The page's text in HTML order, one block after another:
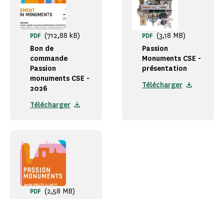
Bon de
commande
Passion
monuments CSE -
2026
PDF (712,88 kB)
Télécharger
Passion
Monuments CSE -
présentation
PDF (3,18 MB)
Télécharger
PDF (2,58 MB)